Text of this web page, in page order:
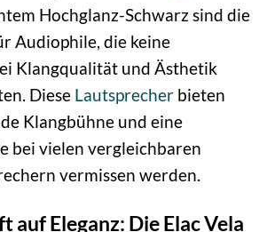
Hochglanz-Schwarz sind die
Audiophile, die keine
Klangqualität und Ästhetik
Diese Lautsprecher bieten
Klangbühne und eine
bei vielen vergleichbaren
vermissen werden.
auf Eleganz: Die Elac Vela